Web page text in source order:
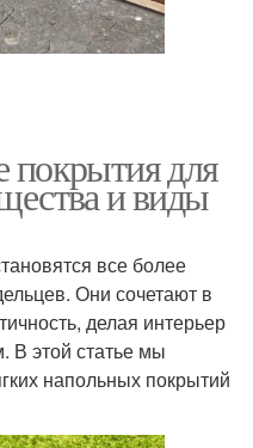
покрытия для
и виды
все более
Они сочетают в
делая интерьер
этой статье мы
напольных покрытий